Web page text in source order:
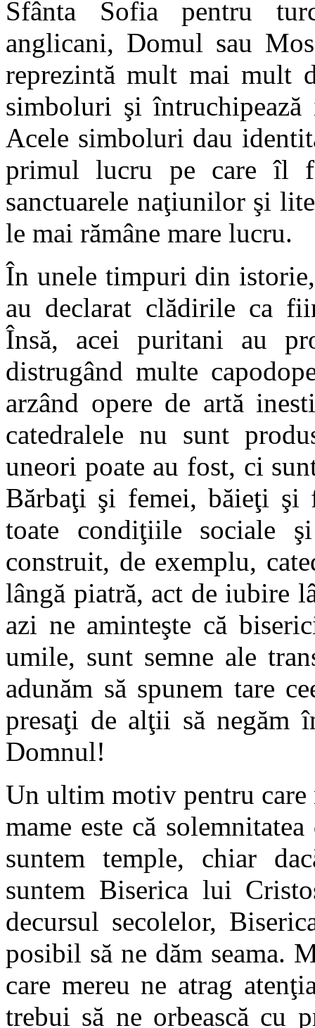
Sfânta Sofia pentru
anglicani, Domul sau
reprezintă mult mai mult
simboluri şi
Acele simboluri dau
primul lucru pe care îl
sanctuarele naţiunilor şi
le mai rămâne mare lucru.
În unele timpuri din
au declarat clădirile ca
Însă, acei puritani au
distrugând multe
arzând opere de artă
catedralele nu sunt
uneori poate au fost, ci
Bărbaţi şi femei, băieţi şi
toate condiţiile sociale
construit, de exemplu,
lângă piatră, act de iubire
azi ne aminteşte că
umile, sunt semne ale
adunăm să spunem tare
presaţi de alţii să negăm
Domnul!
Un ultim motiv pentru care
mame este că
suntem temple, chiar
suntem Biserica lui
decursul secolelor,
posibil să ne dăm seama.
care mereu ne atrag
trebui să ne orbească cu